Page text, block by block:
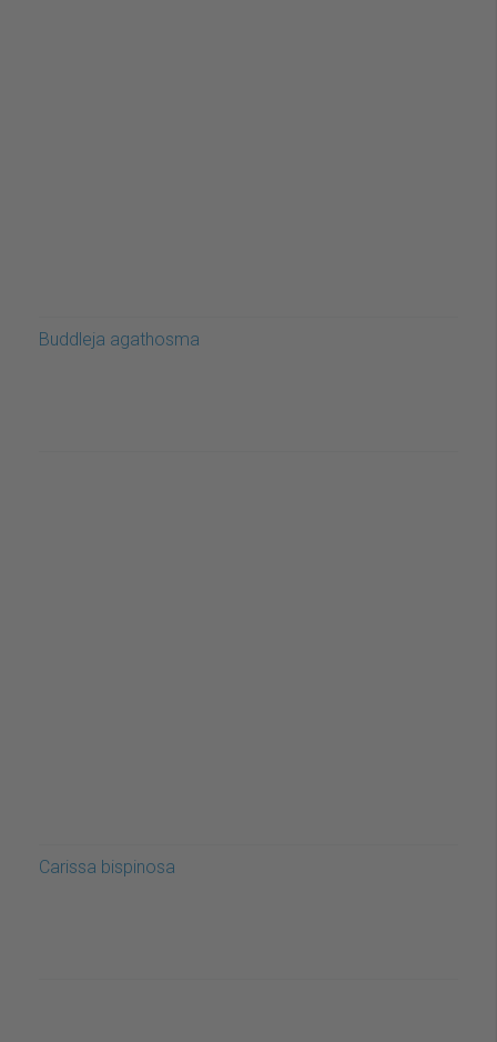
Buddleja agathosma
Carissa bispinosa